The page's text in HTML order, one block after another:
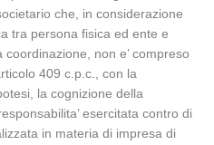
che, in considerazione
tra persona fisica ed ente e
non e’ compreso
409 c.p.c., con la
la cognizione della
esercitata contro di
in materia di impresa di